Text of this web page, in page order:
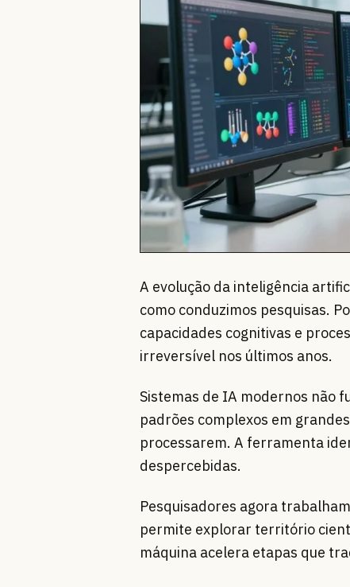
A evolução da inteligência
como conduzimos pesquisas.
capacidades cognitivas e
irreversível nos últimos anos.
Sistemas de IA modernos não
padrões complexos em
processarem. A ferramenta
despercebidas.
Pesquisadores agora
permite explorar território
máquina acelera etapas que